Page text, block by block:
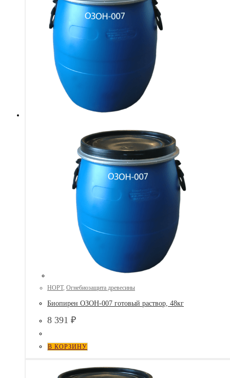
НОРТ, Огнебиозащита древесины
Биопирен ОЗОН-007 готовый раствор, 48кг
8 391 ₽
В КОРЗИНУ